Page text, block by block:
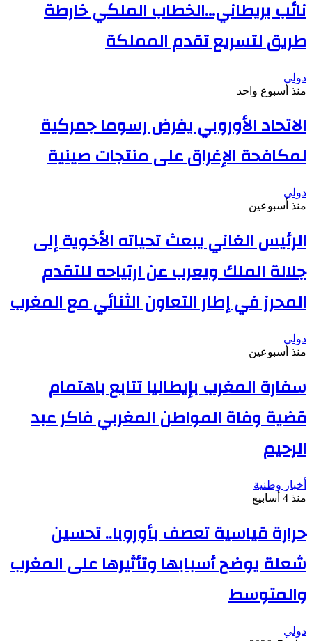
نائب بريطاني…الخطاب الملكي خارطة
طريق لتسريع تقدم المملكة
دولي
منذ أسبوع واحد
الاتحاد الأوروبي يفرض رسوما جمركية
لمكافحة الإغراق على منتجات صينية
دولي
منذ أسبوعين
الرئيس الغاني يبعث تحياته الأخوية إلى
جلالة الملك ويعرب عن ارتياحه للتقدم
المحرز في إطار التعاون الثنائي مع المغرب
دولي
منذ أسبوعين
سفارة المغرب بإيطاليا تتابع باهتمام
قضية وفاة المواطن المغربي فاكر عبد
الرحيم
أخبار وطنية
منذ 4 أسابيع
حرارة قياسية تعصف بأوروبا.. تحسين
شعلة يوضح أسبابها وتأثيرها على المغرب
والمتوسط
دولي